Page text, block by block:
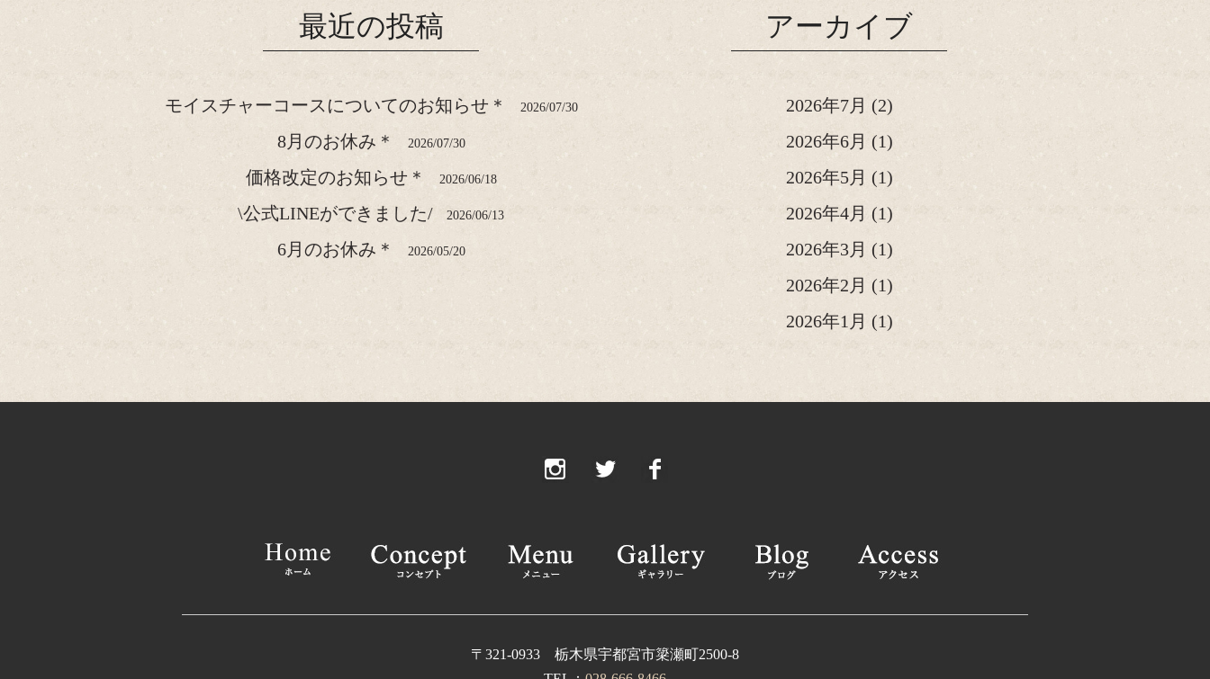
最近の投稿
モイスチャーコースについてのお知らせ＊ 2026/07/30
8月のお休み＊ 2026/07/30
価格改定のお知らせ＊ 2026/06/18
\公式LINEができました/ 2026/06/13
6月のお休み＊ 2026/05/20
アーカイブ
2026年7月 (2)
2026年6月 (1)
2026年5月 (1)
2026年4月 (1)
2026年3月 (1)
2026年2月 (1)
2026年1月 (1)
(2)
2025年4月
(2)
〒321-0933 栃木県宇都宮市簗瀬町2500-8